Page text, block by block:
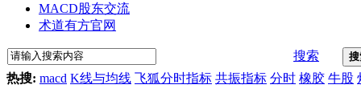
MACD股东交流
术道有方官网
搜索
热搜: macd K线与均线 飞狐分时指标 共振指标 分时 橡胶 牛股